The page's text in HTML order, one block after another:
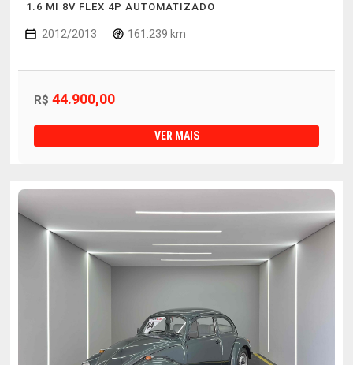
1.6 MI 8V FLEX 4P AUTOMATIZADO
2012/2013 161.239 km
R$ 44.900,00
VER MAIS